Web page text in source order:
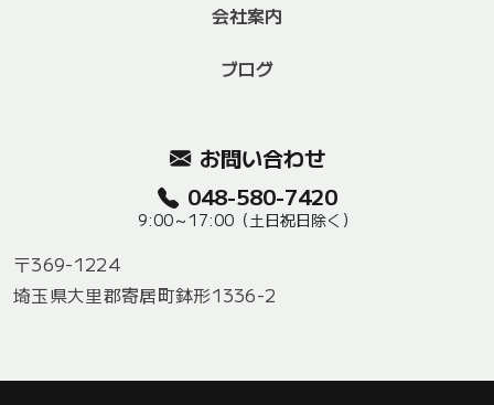
会社案内
ブログ
お問い合わせ
048-580-7420
9:00～17:00（土日祝日除く）
〒369-1224
埼玉県大里郡寄居町鉢形1336-2